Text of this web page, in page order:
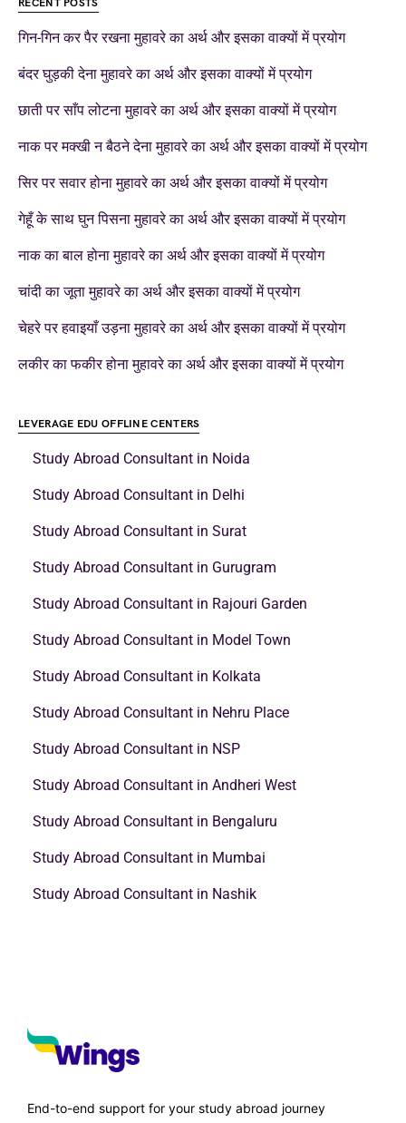
RECENT POSTS
गिन-गिन कर पैर रखना मुहावरे का अर्थ और इसका वाक्यों में प्रयोग
बंदर घुड़की देना मुहावरे का अर्थ और इसका वाक्यों में प्रयोग
छाती पर साँप लोटना मुहावरे का अर्थ और इसका वाक्यों में प्रयोग
नाक पर मक्खी न बैठने देना मुहावरे का अर्थ और इसका वाक्यों में प्रयोग
सिर पर सवार होना मुहावरे का अर्थ और इसका वाक्यों में प्रयोग
गेहूँ के साथ घुन पिसना मुहावरे का अर्थ और इसका वाक्यों में प्रयोग
नाक का बाल होना मुहावरे का अर्थ और इसका वाक्यों में प्रयोग
चांदी का जूता मुहावरे का अर्थ और इसका वाक्यों में प्रयोग
चेहरे पर हवाइयाँ उड़ना मुहावरे का अर्थ और इसका वाक्यों में प्रयोग
लकीर का फकीर होना मुहावरे का अर्थ और इसका वाक्यों में प्रयोग
LEVERAGE EDU OFFLINE CENTERS
Study Abroad Consultant in Noida
Study Abroad Consultant in Delhi
Study Abroad Consultant in Surat
Study Abroad Consultant in Gurugram
Study Abroad Consultant in Rajouri Garden
Study Abroad Consultant in Model Town
Study Abroad Consultant in Kolkata
Study Abroad Consultant in Nehru Place
Study Abroad Consultant in NSP
Study Abroad Consultant in Andheri West
Study Abroad Consultant in Bengaluru
Study Abroad Consultant in Mumbai
Study Abroad Consultant in Nashik
End-to-end support for your study abroad journey